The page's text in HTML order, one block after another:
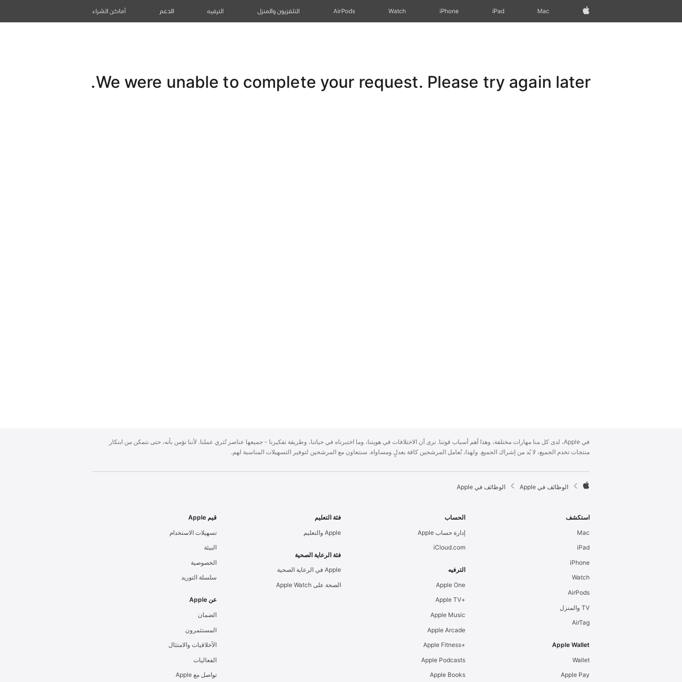
Apple‏
Mac
iPad‏
iPhone
Watch
AirPods التلفزيون والمنزل الترفيه الدعم أماكن الشراء
We were unable to complete your request. Please try again later.
p
p
e
F
t
r
في Apple، لدى كل منا مهارات مختلفة، وهذا أهم أسباب قوتنا. نرى أن الاختلافات في هويتنا، وما اختبرناه في حياتنا، وطريقة تفكيرنا - جميعها عناصر تُثري عملنا. لأننا نؤمن بأنه، حتى نتمكن من ابتكار
منتجات تخدم الجميع، لا بُد من إشراك الجميع. ولهذا، نُعامل المرشحين كافة بعدلٍ ومساواة. سنتعاون مع المرشحين لتوفير التسهيلات المناسبة لهم.

p
e
الوظائف في Apple الوظائف في Apple
استكشف
Mac
iPad
iPhone
Watch
AirPods
TV والمنزل
AirTag
Apple Wallet
Wallet
Apple Pay
الحساب
إدارة حساب Apple
iCloud.com
الترفيه
Apple One
+Apple TV
Apple Music
Apple Arcade
+Apple Fitness
Apple Podcasts
Apple Books
فئة التعليم
Apple والتعليم
فئة الرعاية الصحية
Apple في الرعاية الصحية
الصحة على Apple Watch
قيم Apple
تسهيلات الاستخدام
البيئة
الخصوصية
سلسلة التوريد
عن Apple
الضمان
المستثمرون
الأخلاقيات والامتثال
الفعاليات
تواصل مع Apple